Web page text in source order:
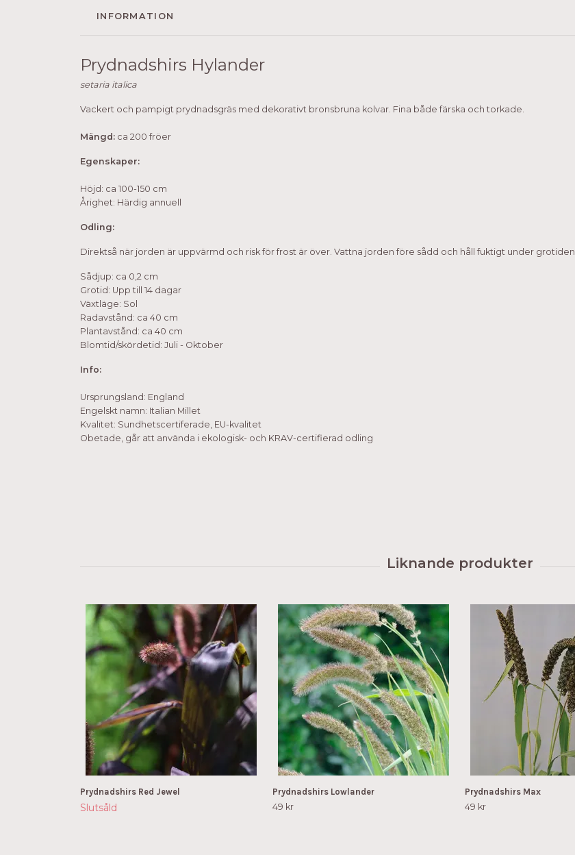
INFORMATION
Prydnadshirs Hylander
setaria italica
Vackert och pampigt prydnadsgräs med dekorativt bronsbruna kolvar. Fina både färska och torkade.
Mängd: ca 200 fröer
Egenskaper:
Höjd: ca 100-150 cm
Årighet: Härdig annuell
Odling:
Direktså när jorden är uppvärmd och risk för frost är över. Vattna jorden före sådd och håll fuktigt under grotiden.
Sådjup: ca 0,2 cm
Grotid: Upp till 14 dagar
Växtläge: Sol
Radavstånd: ca 40 cm
Plantavstånd: ca 40 cm
Blomtid/skördetid: Juli - Oktober
Info:
Ursprungsland: England
Engelskt namn: Italian Millet
Kvalitet: Sundhetscertiferade, EU-kvalitet
Obetade, går att använda i ekologisk- och KRAV-certifierad odling
Prydnadshirs Red Jewel
Slutsåld
Prydnadshirs Lowlander
49 kr
Prydnadshirs Max
49 kr